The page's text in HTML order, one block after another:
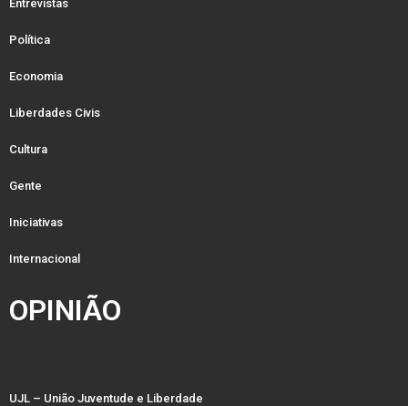
Entrevistas
Política
Economia
Liberdades Civis
Cultura
Gente
Iniciativas
Internacional
OPINIÃO
UJL – União Juventude e Liberdade